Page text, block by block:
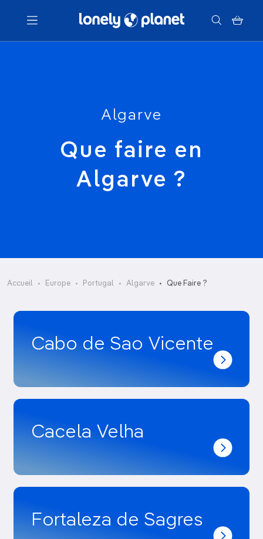
Menu
Algarve
Que faire en
Algarve ?
Accueil Europe Portugal Algarve Que Faire ?
Cabo de Sao Vicente
Cacela Velha
Fortaleza de Sagres